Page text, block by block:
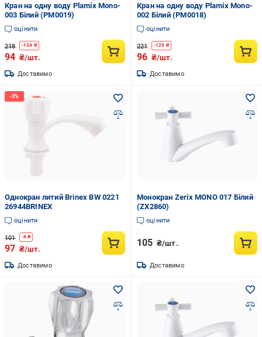
Кран на одну воду Plamix Mono-
003 Білий (PM0019)
оцінити
218 -124 ₴
94 ₴/шт.
Доставимо
Кран на одну воду Plamix Mono-
002 Білий (PM0018)
оцінити
221 -125 ₴
96 ₴/шт.
Доставимо
Однокран литий Brinex BW 0221
26944BRINEX
оцінити
101 -4 ₴
97 ₴/шт.
Доставимо
Монокран Zerix MONO 017 Білий
(ZX2860)
оцінити
105 ₴/шт.
Доставимо